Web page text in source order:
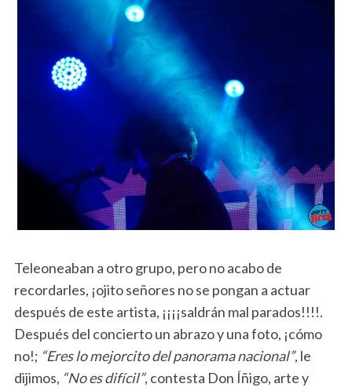
Teleoneaban a otro grupo, pero no acabo de
recordarles, ¡ojito señores no se pongan a actuar
después de este artista, ¡¡¡¡saldrán mal parados!!!!.
Después del concierto un abrazo y una foto, ¡cómo
no!; “Eres lo mejorcito del panorama nacional”, le
dijimos, “No es difícil”, contesta Don Íñigo, arte y